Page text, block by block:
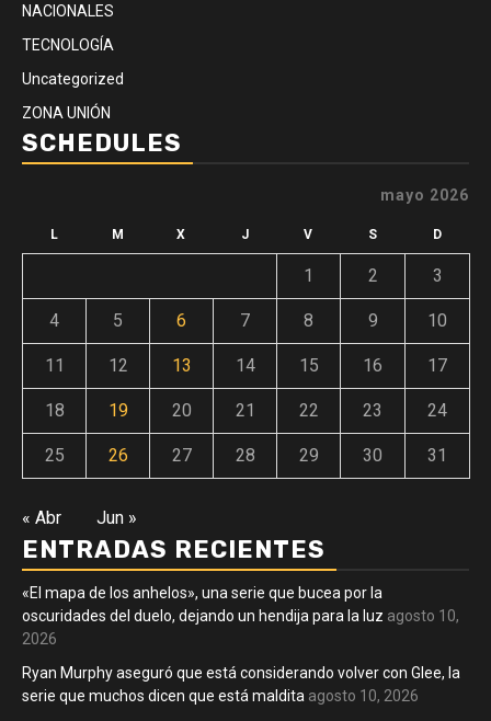
NACIONALES
TECNOLOGÍA
Uncategorized
ZONA UNIÓN
SCHEDULES
mayo 2026
L M X J V S D
1 2 3
4 5 6 7 8 9 10
11 12 13 14 15 16 17
18 19 20 21 22 23 24
25 26 27 28 29 30 31
« Abr Jun »
ENTRADAS RECIENTES
«El mapa de los anhelos», una serie que bucea por la
oscuridades del duelo, dejando un hendija para la luz agosto 10,
2026
Ryan Murphy aseguró que está considerando volver con Glee, la
serie que muchos dicen que está maldita agosto 10, 2026